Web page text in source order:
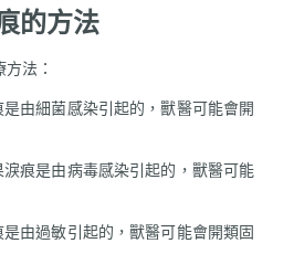
的方法
法：
由細菌感染引起的，獸醫可能會開
淚痕是由病毒感染引起的，獸醫可能
由過敏引起的，獸醫可能會開類固